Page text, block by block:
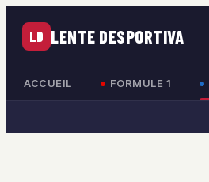
LD LENTE DESPORTIVA
ACCUEIL FORMULE 1